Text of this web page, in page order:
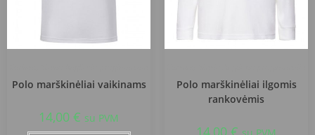
Polo marškinėliai vaikinams
14,00 € su PVM
Polo marškinėliai ilgomis
rankovėmis
14,00 €